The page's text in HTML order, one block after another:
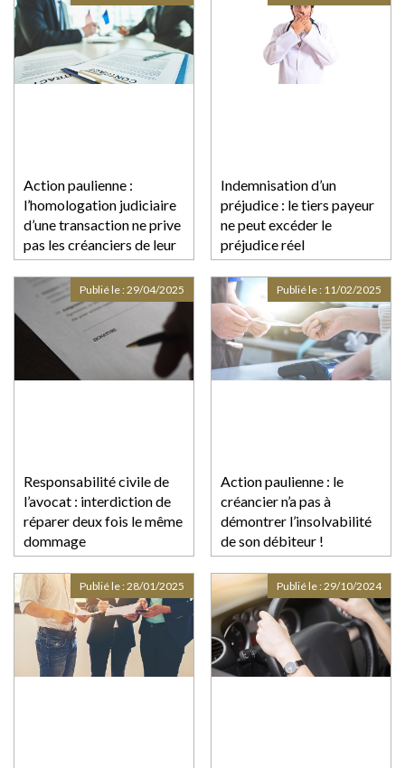
Action paulienne :
l’homologation judiciaire
d’une transaction ne prive
pas les créanciers de leur
droit d’agir
Indemnisation d’un
préjudice : le tiers payeur
ne peut excéder le
préjudice réel
Responsabilité civile de
l’avocat : interdiction de
réparer deux fois le même
dommage
Publié le :29/04/2025
Action paulienne : le
créancier n’a pas à
démontrer l’insolvabilité
de son débiteur !
Publié le : 11/02/2025
Publié le :28/01/2025 Publié le :29/10/2024